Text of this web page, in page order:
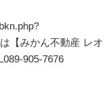
【みかん不動産 レオ
905-7676